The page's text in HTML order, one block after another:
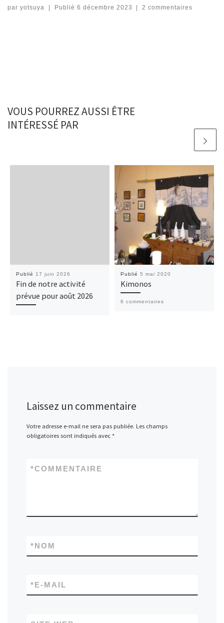
par yotsuya | Publié 6 décembre 2023 | 2 commentaires
VOUS POURREZ AUSSI ÊTRE
INTÉRESSÉ PAR
Publié 17 juin 2026
Fin de notre activité
prévue pour août 2026
Publié 5 mai 2020
Kimonos
6 commentaires
Laissez un commentaire
Votre adresse e-mail ne sera pas publiée. Les champs
obligatoires sont indiqués avec *
COMMENTAIRE
*
NOM
*
E-MAIL
*